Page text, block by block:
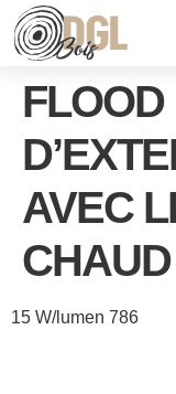
FLOOD
AVEC
15 W/lumen 786